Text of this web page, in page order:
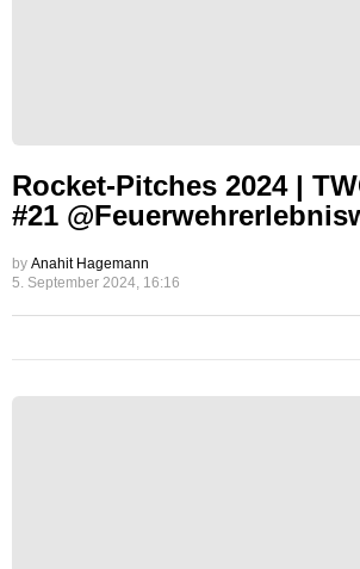
Rocket-Pitches 2024 |
#21
by Anahit Hagemann
5. September 2024, 16:16